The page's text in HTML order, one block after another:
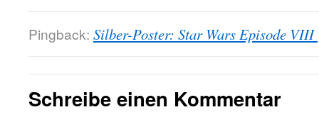
Pingback: Silber-Poster: Star Wars Episode VIII
Schreibe einen Kommentar